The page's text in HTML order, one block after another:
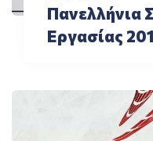
Πανελλήνια
Εργασίας